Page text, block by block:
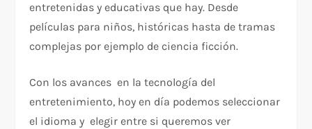
entretenidas y educativas que hay. Desde
películas para niños, históricas hasta de tramas
complejas por ejemplo de ciencia ficción.
Con los avances en la tecnología del
entretenimiento, hoy en día podemos seleccionar
el idioma y elegir entre si queremos ver